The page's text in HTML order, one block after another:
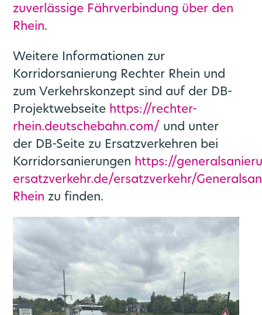
zuverlässige Fährverbindung über den
Rhein.
Weitere Informationen zur
Korridorsanierung Rechter Rhein und
zum Verkehrskonzept sind auf der DB-
Projektwebseite https://rechter-
rhein.deutschebahn.com/ und unter
der DB-Seite zu Ersatzverkehren bei
Korridorsanierungen https://
ersatzverkehr.de/ersatzverkehr/
Rhein zu finden.